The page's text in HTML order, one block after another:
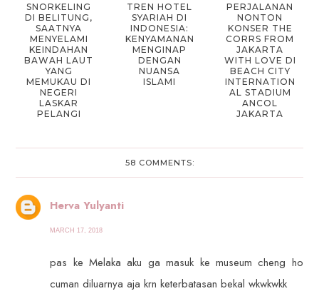
SNORKELING
DI BELITUNG,
SAATNYA
MENYELAMI
KEINDAHAN
BAWAH LAUT
YANG
MEMUKAU DI
NEGERI
LASKAR
PELANGI
TREN HOTEL
SYARIAH DI
INDONESIA:
KENYAMANAN
MENGINAP
DENGAN
NUANSA
ISLAMI
PERJALANAN
NONTON
KONSER THE
CORRS FROM
JAKARTA
WITH LOVE DI
BEACH CITY
INTERNATION
AL STADIUM
ANCOL
JAKARTA
58 COMMENTS:
Herva Yulyanti
MARCH 17, 2018
pas ke Melaka aku ga masuk ke museum cheng ho
cuman diluarnya aja krn keterbatasan bekal wkwkwkk